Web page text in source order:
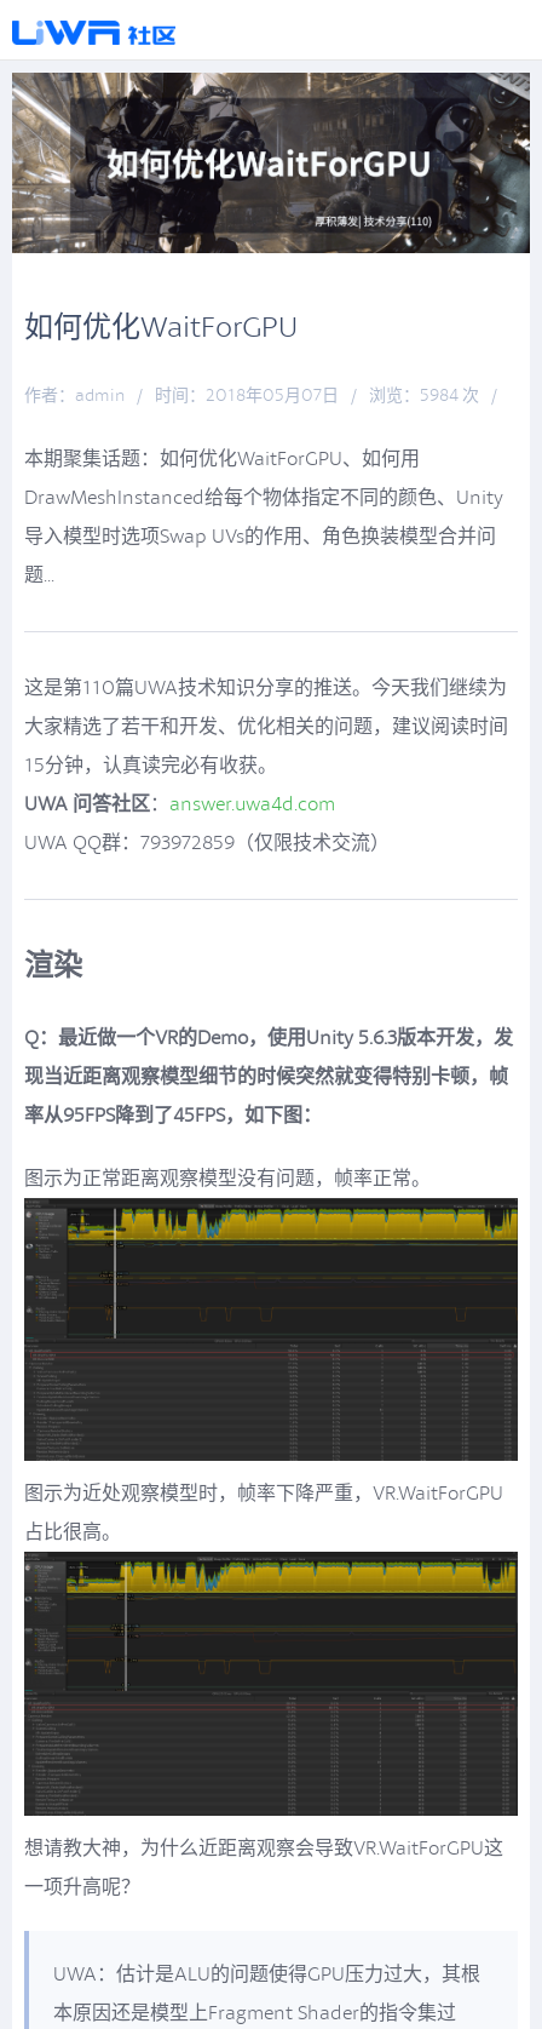
如何优化WaitForGPU
作者：admin / 时间：2018年05月07日 / 浏览：5984 次
/
本期聚集话题：如何优化WaitForGPU、如何用
DrawMeshInstanced给每个物体指定不同的颜色、Unity
导入模型时选项Swap UVs的作用、角色换装模型合并问
题...
这是第110篇UWA技术知识分享的推送。今天我们继续为
大家精选了若干和开发、优化相关的问题，建议阅读时间
15分钟，认真读完必有收获。
UWA 问答社区： answer.uwa4d.com
UWA QQ群：793972859（仅限技术交流）
渲染
Q：最近做一个VR的Demo，使用Unity 5.6.3版本开发，发
现当近距离观察模型细节的时候突然就变得特别卡顿，帧
率从95FPS降到了45FPS，如下图：
图示为正常距离观察模型没有问题，帧率正常。
图示为近处观察模型时，帧率下降严重，VR.WaitForGPU
占比很高。
想请教大神，为什么近距离观察会导致VR.WaitForGPU这
一项升高呢？
UWA：估计是ALU的问题使得GPU压力过大，其根
本原因还是模型上Fragment Shader的指令集过